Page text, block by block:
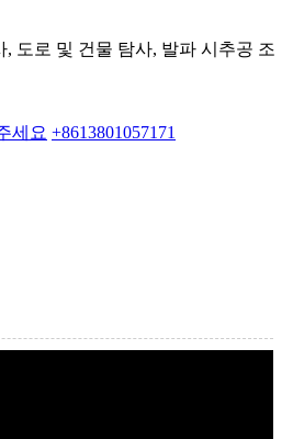
도로 및 건물 탐사, 발파 시추공 조
세요 +8613801057171